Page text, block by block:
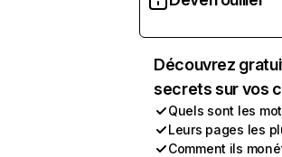
Découvrez
secrets sur vos
Quels sont les
Leurs pages les
Comment ils